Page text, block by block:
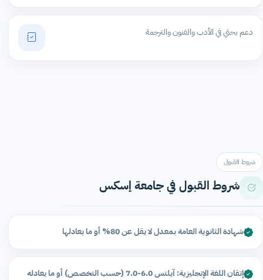
دعم بحثي في الأدب والفنون والترجمة
شروط القبول
شروط القبول في جامعة إسكس
شهادة الثانوية العامة بمعدل لا يقل عن 80% أو ما يعادلها
إتقان اللغة الإنجليزية: آيلتس 6.0-7.0 (حسب التخصص) أو ما يعادله